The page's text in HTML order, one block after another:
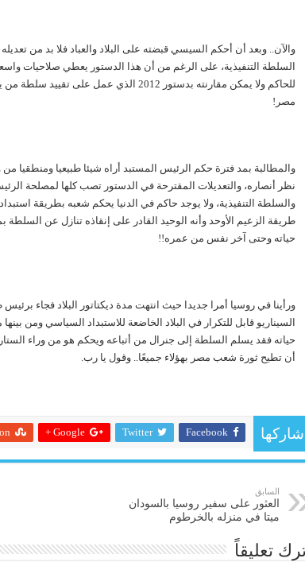
والآن.. وبعد أن أحكم السيسي قبضته على البلاد والعباد فلا بد من
السلطة التنفيذية، على الرغم من أن هذا الدستور يعطي صلاحيات
للحاكم ولا يمكن مقارنته بدستور 2012 الذي عمل على تقييد
مصر!
والمطالبة بمد فترة حكم الرئيس المستبد أراه شيئا طبيعيا ومنطقيا
نظر أنصاره، والتعديلات المقترحة في الدستور تصب كلها لمصلحة
والسلطة التنفيذية، ولا يوجد حاكم في الدنيا يحكم شعبه بطريقة
طريقة الزعيم الأوحد وأنه الوحيد القادر على إنقاذه تنازل عن
حياته وحتى آخر نفس من عمره!!
ورأينا في روسيا أمرا جديدا حيث انتهت مدة ديكتاتور البلاد فجاء
السيناريو قابل للتكرار في البلاد الخاضعة للاستبداد السياسي ومن
حياته فقد يسلم السلطة إلى جنرال من أتباعه ويحكم هو من وراء
أن تطيح ثورة شعب مصر بهؤلاء جميعًا.. وقول يا رب.
شاركها Facebook
Twitter
Google +
السابق
العثور على سفير روسيا بالسودان
ميتا في منزله بالخرطوم
تعليقاً